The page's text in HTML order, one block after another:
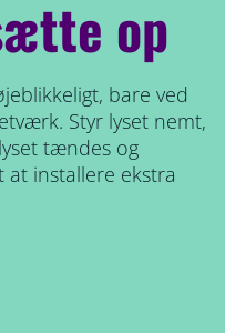
op
bare ved
Styr lyset nemt,
tændes og
at installere ekstra